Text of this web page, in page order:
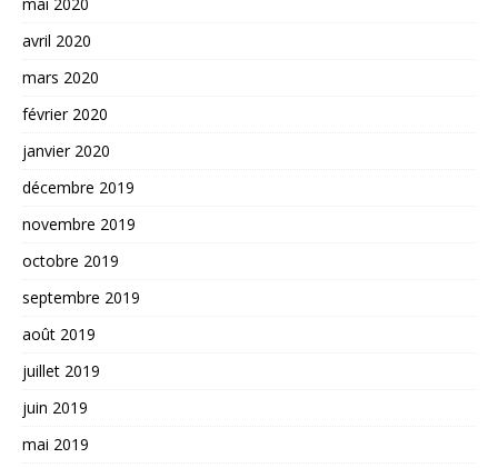
avril 2020
mars 2020
février 2020
janvier 2020
décembre 2019
novembre 2019
octobre 2019
septembre 2019
août 2019
juillet 2019
juin 2019
mai 2019